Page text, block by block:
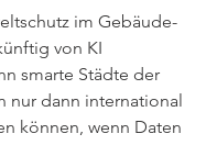
im Gebäude-
von KI
smarte Städte der
nur dann international
können, wenn Daten